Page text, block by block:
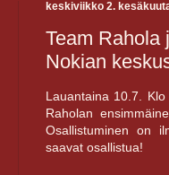
keskiviikko 2.
Team Rahola
Nokian
Lauantaina 10.7.
Raholan
Osallistuminen on
saavat osallistua!